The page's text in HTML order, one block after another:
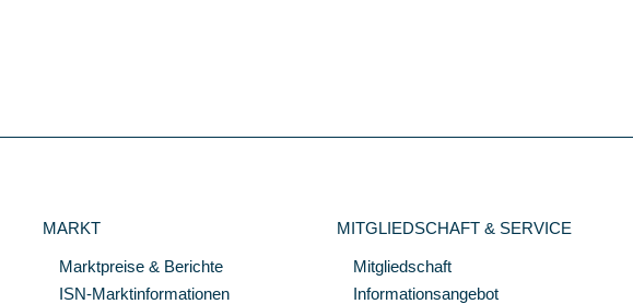
MARKT
Marktpreise & Berichte
ISN-Marktinformationen
MITGLIEDSCHAFT & SERVICE
Mitgliedschaft
Informationsangebot